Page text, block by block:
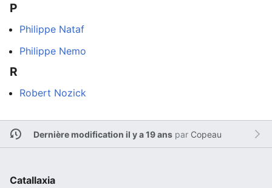
P
Philippe Nataf
Philippe Nemo
R
Robert Nozick
Dernière modification il y a 19 anspar Copeau
Catallaxia